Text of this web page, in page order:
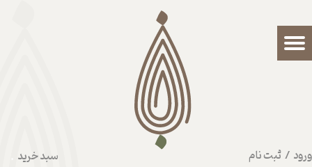
سبد خرید / ثبت نام
حساب کاربری من
تغییر گذر واژه